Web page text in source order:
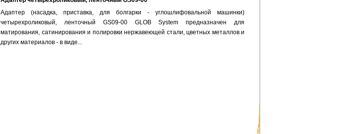
Адаптер (насадка, приставка, для болгарки - углошлифовальной машинки)
четырехроликовый, ленточный GS09-00 GLOB System предназначен для
матирования, сатинирования и полировки нержавеющей стали, цветных металлов и
других материалов - в виде...